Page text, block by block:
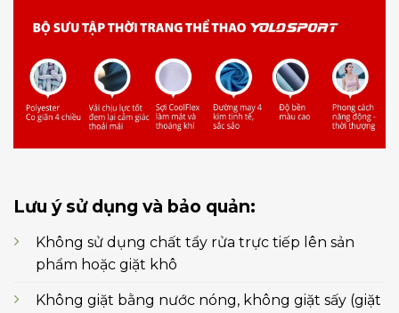
Lưu ý sử dụng và bảo quản:
Không sử dụng chất tẩy rửa trực tiếp lên sản
phẩm hoặc giặt khô
Không giặt bằng nước nóng, không giặt sấy (giặt